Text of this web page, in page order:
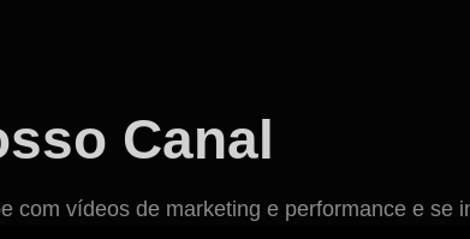
Canal
com vídeos de marketing e performance e se